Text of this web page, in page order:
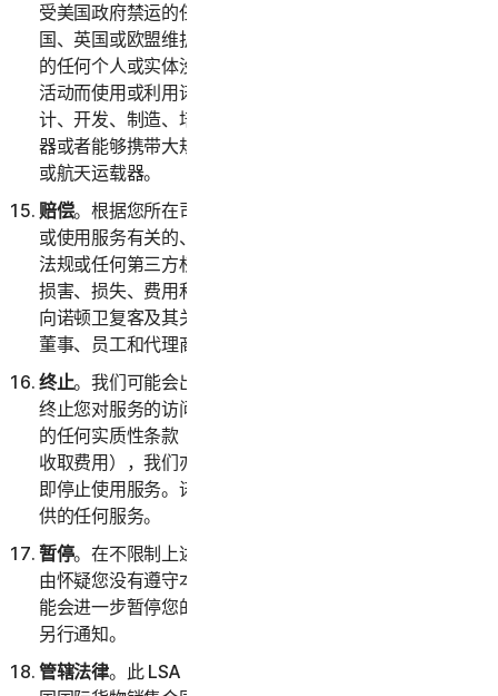
受美国政府禁运的任何国家或地区，并且您未被列入美
国、英国或欧盟维护的任何受限制方名单，或与该名单上
的任何个人或实体没有关联。根据美国法律，禁止因任何
活动而使用或利用诺顿卫复客软件，其中包括但不限于设
计、开发、制造、培训或测试化学武器、生物武器、核武
器或者能够携带大规模杀伤性武器的导弹、无人驾驶飞机
或航天运载器。
赔偿。根据您所在司法辖区的适用法律，您将就与您访问
或使用服务有关的、因您违反本 LSA 或您违反任何法律
法规或任何第三方权利而产生的任何索赔、请求、责任、
损害、损失、费用和开支（包括但不限于合理的律师费）
向诺顿卫复客及其关联公司（及其各自的高级管理人员、
董事、员工和代理商）提供赔偿并使其免受损害。
终止。我们可能会出于任何原因或在不说明原因的情况下
终止您对服务的访问和使用；或者，如果您违反本 LSA
的任何实质性条款（包括我们无法通过您选择的付款方式
收取费用），我们亦会采取相同操作。终止后，您必须立
即停止使用服务。诺顿卫复客可以随时终止作为试用版提
供的任何服务。
暂停。在不限制上述规定的前提下，如果诺顿卫复客有理
由怀疑您没有遵守本 LSA 的任何规定，则诺顿卫复客可
能会进一步暂停您的帐户或您对服务的访问和使用，恕不
另行通知。
管辖法律。此 LSA 以新加坡法律为准。您同意，《联合